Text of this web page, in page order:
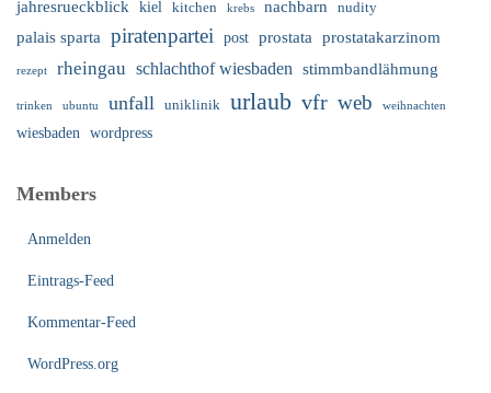
jahresrueckblick kiel kitchen krebs nachbarn nudity
palais sparta piratenpartei post prostata prostatakarzinom
rezept rheingau schlachthof wiesbaden stimmbandlähmung
trinken ubuntu unfall uniklinik urlaub vfr web weihnachten
wiesbaden wordpress
Members
Anmelden
Eintrags-Feed
Kommentar-Feed
WordPress.org